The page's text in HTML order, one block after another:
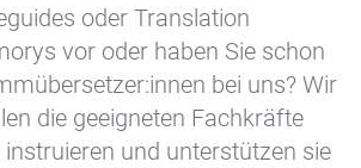
oder Translation
vor oder haben Sie schon
bei uns? Wir
die geeigneten Fachkräfte
instruieren und unterstützen sie